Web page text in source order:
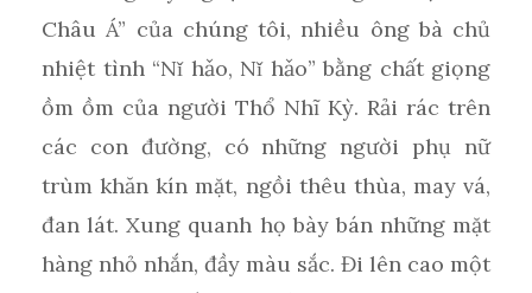
Châu Á” của chúng tôi, nhiều ông bà chủ
nhiệt tình “Nǐ hǎo, Nǐ hǎo” bằng chất giọng
ồm ồm của người Thổ Nhĩ Kỳ. Rải rác trên
các con đường, có những người phụ nữ
trùm khăn kín mặt, ngồi thêu thùa, may vá,
đan lát. Xung quanh họ bày bán những mặt
hàng nhỏ nhắn, đầy màu sắc. Đi lên cao một